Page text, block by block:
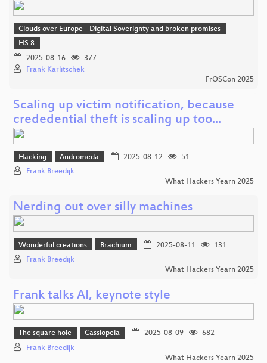
Clouds over Europe - Digital Soverignty and broken promises
HS 8
2025-08-16
377
Frank Karlitschek
FrOSCon 2025
Scaling up victim notification, because
crededential theft is scaling up too...
Hacking Andromeda 2025-08-12
51
Frank Breedijk
What Hackers Yearn 2025
Nerding out over silly machines
Wonderful creations Brachium 2025-08-11
131
Frank Breedijk
What Hackers Yearn 2025
Frank talks AI, keynote style
The square hole Cassiopeia 2025-08-09
682
Frank Breedijk
What Hackers Yearn 2025